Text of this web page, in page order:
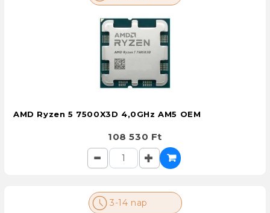
AMD Ryzen 5 7500X3D 4,0GHz AM5 OEM
108 530 Ft
3-14 nap